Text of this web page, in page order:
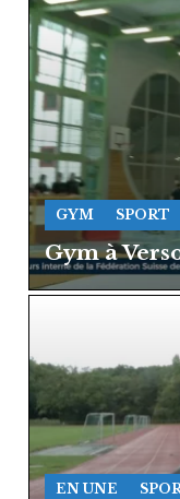
GYM SPORT
Gym à
EN UNE